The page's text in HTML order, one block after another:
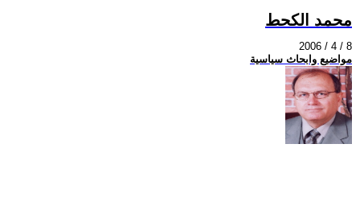
محمد الكحط
2006 / 4 / 8
مواضيع وابحاث سياسية